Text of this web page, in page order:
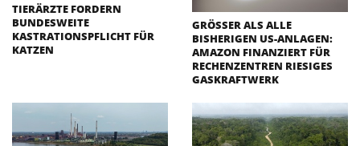
TIERÄRZTE FORDERN
BUNDESWEITE
KASTRATIONSPFLICHT FÜR
KATZEN
GRÖSSER ALS ALLE B
ISHERIGEN US-ANLAGEN: A
MAZON FINANZIERT FÜR R
ECHENZENTREN RIESIGES G
ASKRAFTWERK